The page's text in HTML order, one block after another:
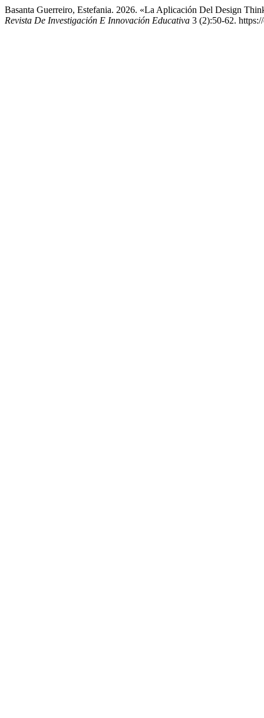
Basanta Guerreiro, Estefania. 2026. «La Aplicación Del Design
Revista De Investigación E Innovación Educativa 3 (2):50-62.